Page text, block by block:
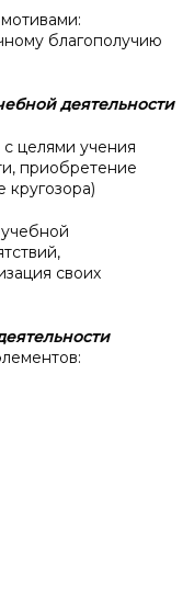
благополучию
деятельности
учения
приобретение
своих